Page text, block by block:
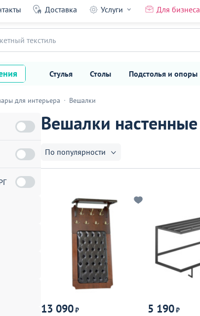
Доставка Услуги Для бизнеса
текстиль
Стулья Столы Подстолья и опоры
для интерьера Вешалки
Вешалки настенные
По популярности
13 090₽
5 190₽